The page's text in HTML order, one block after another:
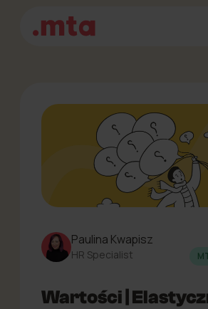
Paulina Kwapisz
HR Specialist
Wartości |